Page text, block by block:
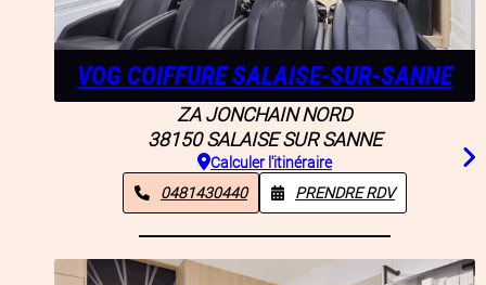
VOG COIFFURE SALAISE-SUR-SANNE
ZA JONCHAIN NORD
38150 SALAISE SUR SANNE
Calculer l'itinéraire
0481430440
PRENDRE RDV